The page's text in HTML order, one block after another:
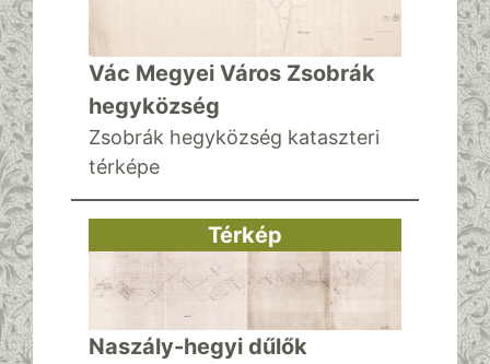
Vác Megyei Város Zsobrák
hegyközség
Zsobrák hegyközség kataszteri
térképe
Térkép
Naszály-hegyi dűlők